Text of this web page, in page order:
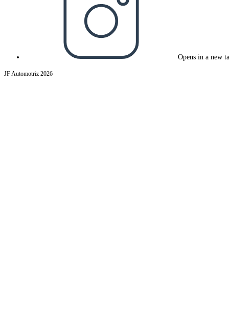
Opens in a new
JF Automotriz 2026